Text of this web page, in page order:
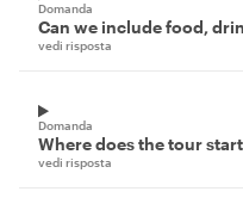
Domanda
Can we include food,
vedi risposta
Domanda
Where does the tour
vedi risposta